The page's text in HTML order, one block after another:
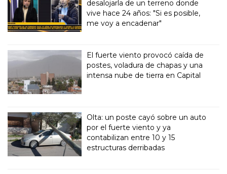
desalojarla de un terreno donde
vive hace 24 años: "Si es posible,
me voy a encadenar"
El fuerte viento provocó caída de
postes, voladura de chapas y una
intensa nube de tierra en Capital
Olta: un poste cayó sobre un auto
por el fuerte viento y ya
contabilizan entre 10 y 15
estructuras derribadas